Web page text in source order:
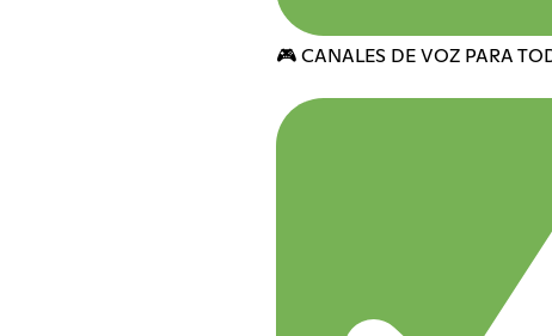
🎮 CANALES DE VOZ PARA